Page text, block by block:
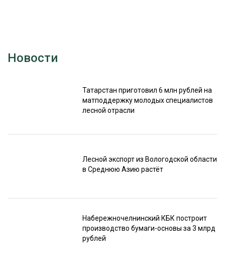
Новости
Татарстан приготовил 6 млн рублей на
матподдержку молодых специалистов
лесной отрасли
Лесной экспорт из Вологодской области
в Среднюю Азию растёт
Набережночелнинский КБК построит
производство бумаги-основы за 3 млрд
рублей